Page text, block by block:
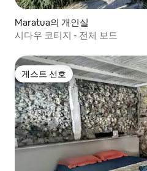
Maratua의 개인실
시다우 코티지 - 전체 보드
게스트 선호
게스트 선호